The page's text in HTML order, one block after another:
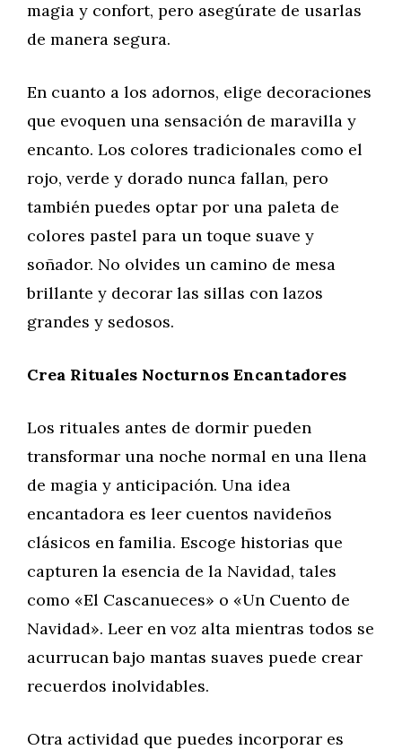
magia y confort, pero asegúrate de usarlas
de manera segura.
En cuanto a los adornos, elige decoraciones
que evoquen una sensación de maravilla y
encanto. Los colores tradicionales como el
rojo, verde y dorado nunca fallan, pero
también puedes optar por una paleta de
colores pastel para un toque suave y
soñador. No olvides un camino de mesa
brillante y decorar las sillas con lazos
grandes y sedosos.
Crea Rituales Nocturnos Encantadores
Los rituales antes de dormir pueden
transformar una noche normal en una llena
de magia y anticipación. Una idea
encantadora es leer cuentos navideños
clásicos en familia. Escoge historias que
capturen la esencia de la Navidad, tales
como «El Cascanueces» o «Un Cuento de
Navidad». Leer en voz alta mientras todos se
acurrucan bajo mantas suaves puede crear
recuerdos inolvidables.
Otra actividad que puedes incorporar es